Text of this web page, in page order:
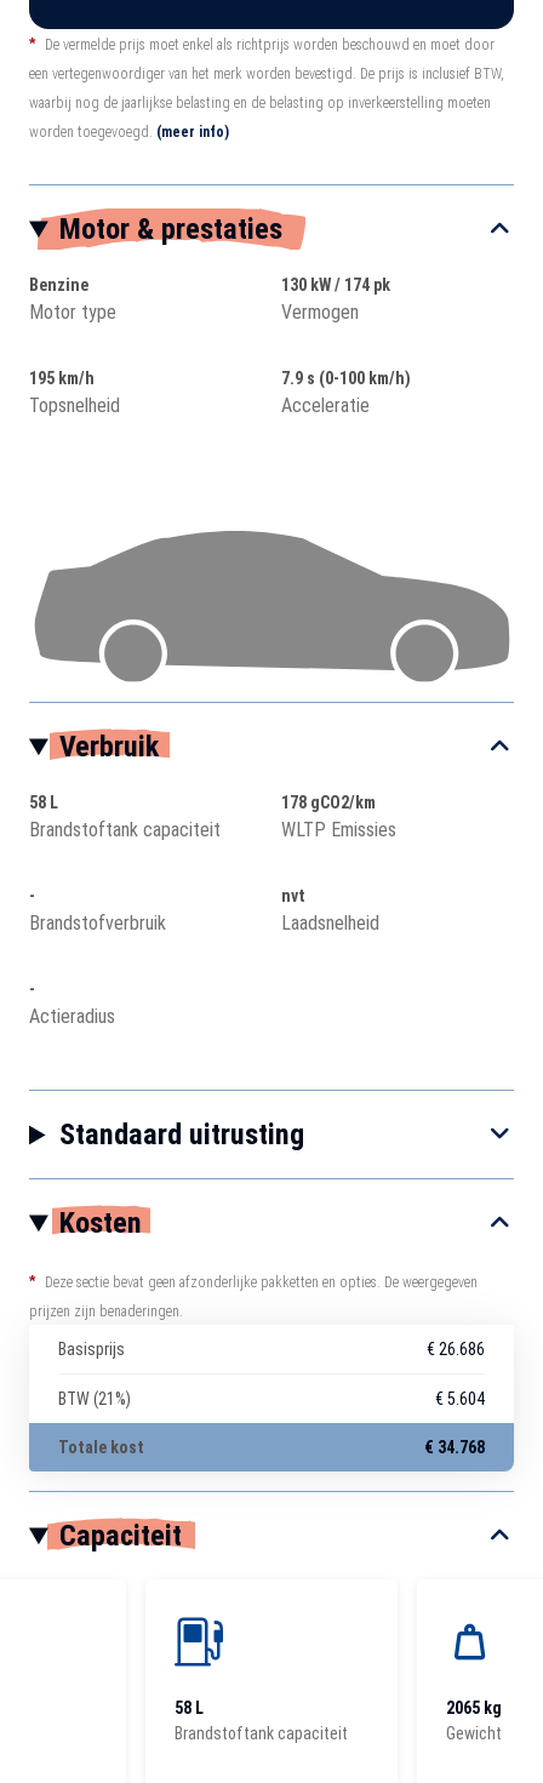
*
De vermelde prijs moet enkel als richtprijs worden beschouwd en moet door
een vertegenwoordiger van het merk worden bevestigd. De prijs is inclusief BTW,
waarbij nog de jaarlijkse belasting en de belasting op inverkeerstelling moeten
worden toegevoegd. (meer info)
Motor & prestaties
Benzine
Motor type
130 kW / 174 pk
Vermogen
195 km/h
Topsnelheid
7.9 s (0-100 km/h)
Acceleratie
Verbruik
58 L
Brandstoftank capaciteit
178 gCO2/km
WLTP Emissies
-
Brandstofverbruik
nvt
Laadsnelheid
-
Actieradius
Standaard uitrusting
Kosten
*
Deze sectie bevat geen afzonderlijke pakketten en opties. De weergegeven
prijzen zijn benaderingen.
Basisprijs € 26.686
BTW (21%) € 5.604
Totale kost € 34.768
Capaciteit
58 L
Brandstoftank capaciteit
2065 kg
Gewicht